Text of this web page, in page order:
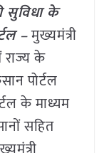
सुविधा के
–मुख्यमंत्री
के
पोर्टल
के माध्यम
सहित